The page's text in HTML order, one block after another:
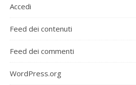
Accedi
Feed dei contenuti
Feed dei commenti
WordPress.org